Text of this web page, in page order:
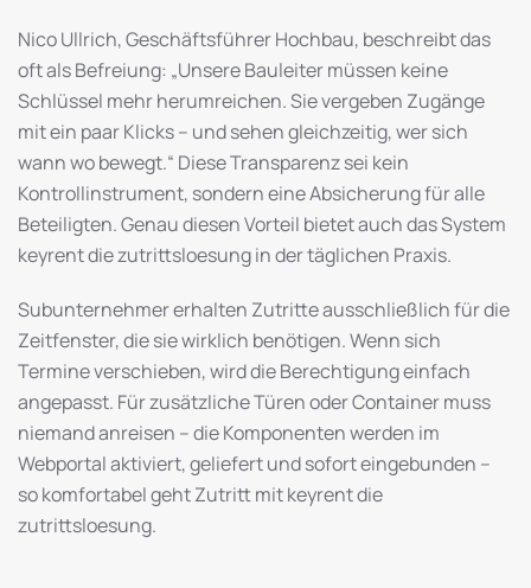
Nico Ullrich, Geschäftsführer Hochbau, beschreibt das
oft als Befreiung: „Unsere Bauleiter müssen keine
Schlüssel mehr herumreichen. Sie vergeben Zugänge
mit ein paar Klicks – und sehen gleichzeitig, wer sich
wann wo bewegt.“ Diese Transparenz sei kein
Kontrollinstrument, sondern eine Absicherung für alle
Beteiligten. Genau diesen Vorteil bietet auch das System
keyrent die zutrittsloesung in der täglichen Praxis.
Subunternehmer erhalten Zutritte ausschließlich für die
Zeitfenster, die sie wirklich benötigen. Wenn sich
Termine verschieben, wird die Berechtigung einfach
angepasst. Für zusätzliche Türen oder Container muss
niemand anreisen – die Komponenten werden im
Webportal aktiviert, geliefert und sofort eingebunden –
so komfortabel geht Zutritt mit keyrent die
zutrittsloesung.